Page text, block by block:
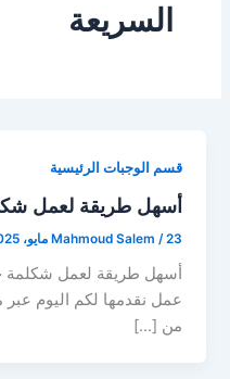
السريعة
قسم الوجبات الرئيسية
أسهل طريقة لعمل
Mahmoud Salem /23 مايو، 2025
أسهل طريقة لعمل شكلمة
عمل نقدمها لكم اليوم عبر
من […]